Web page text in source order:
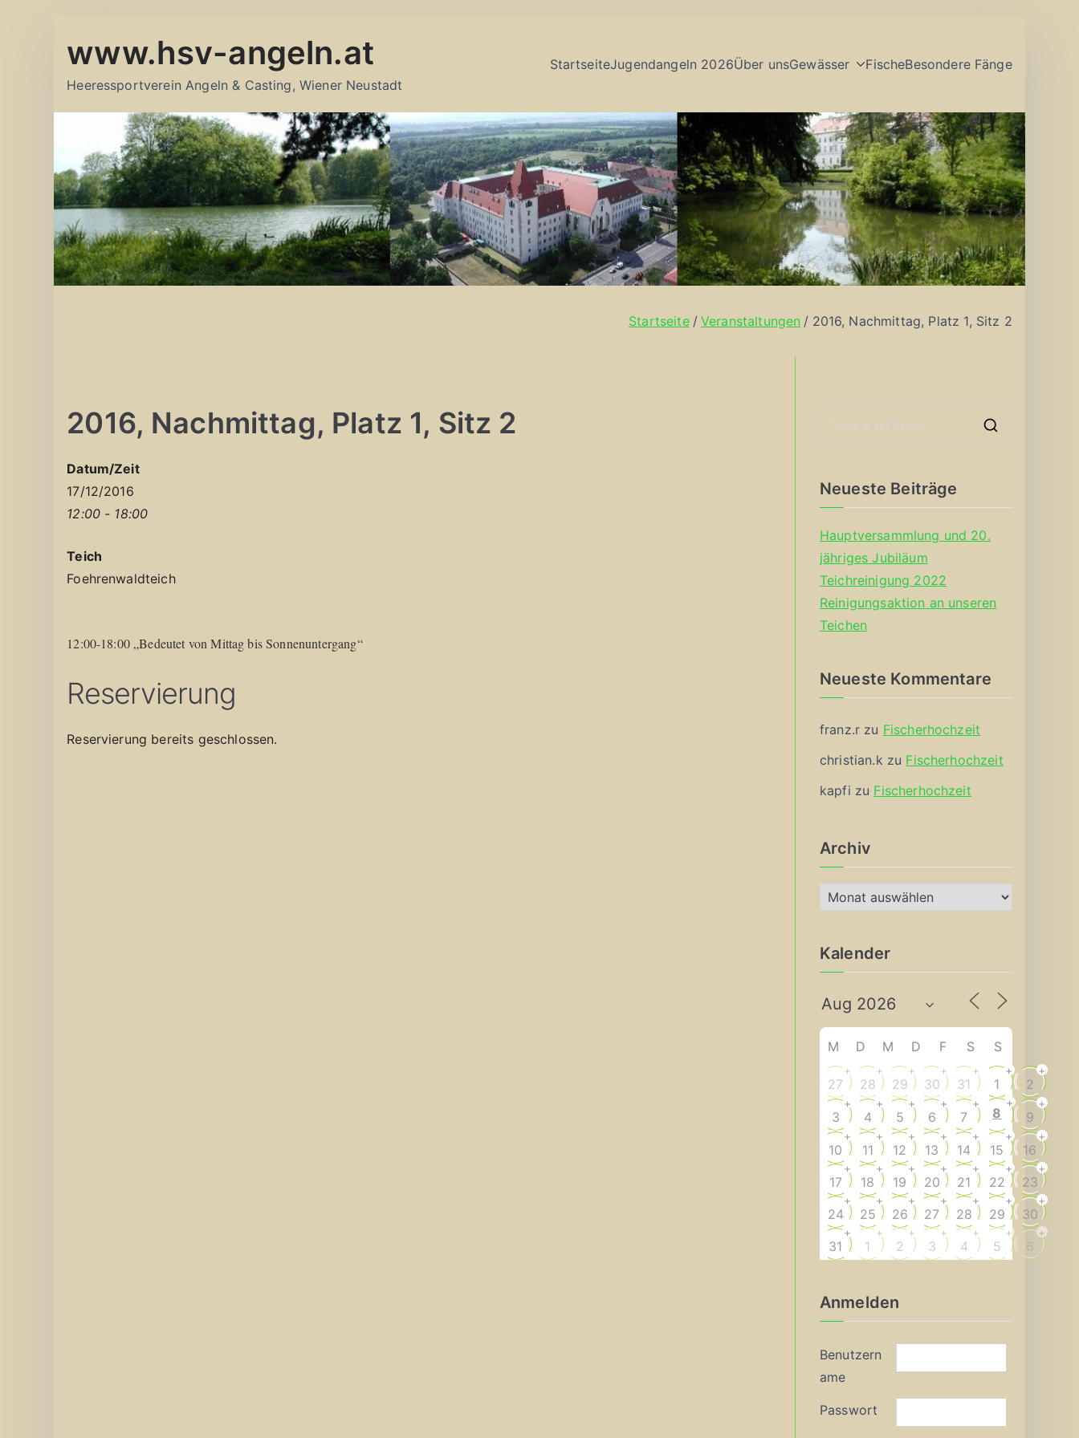
Inhalt
www.hsv-angeln.at
Heeressportverein Angeln & Casting, Wiener Neustadt
StartseiteJugendangeln 2026Über unsGewässer FischeBesondere Fänge
Startseite Veranstaltungen 2016, Nachmittag, Platz 1, Sitz 2
2016, Nachmittag, Platz 1, Sitz 2
Datum/Zeit
17/12/2016
12:00 - 18:00
Teich
Foehrenwaldteich
12:00-18:00 „Bedeutet von Mittag bis Sonnenuntergang“
Reservierung
Reservierung bereits geschlossen.
Neueste Beiträge
Hauptversammlung und 20.
jähriges Jubiläum
Teichreinigung 2022
Reinigungsaktion an unseren
Teichen
Neueste Kommentare
franz.r zu Fischerhochzeit
christian.k zu Fischerhochzeit
kapfi zu Fischerhochzeit
Archiv
r
h
v
Kalender
M D M D F S S
27
+
28
+
29
+
30
+
31
+
1
+
2
+
3
+
4
+
5
+
6
+
7
+
8
+
9
+
10
+
11
+
12
+
13
+
14
+
15
+
16
+
17
+
18
+
19
+
20
+
21
+
22
+
23
+
24
+
25
+
26
+
27
+
28
+
29
+
30
+
31
+
1
+
2
+
3
+
4
+
5
+
6
+
Anmelden
Benutzern
ame
Passwort